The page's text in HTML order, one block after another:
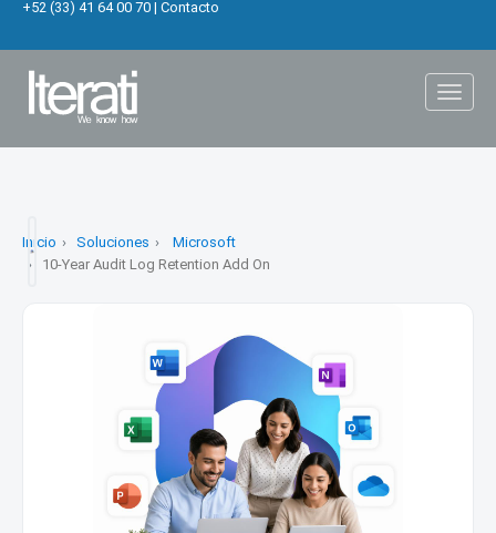
+52 (33) 41 64 00 70 | Contacto
Inicio Soluciones
Microsoft
10-Year Audit Log Retention Add On